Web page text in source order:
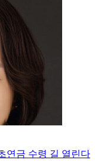
연금 수령 길 열린다